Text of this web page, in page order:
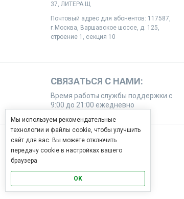
37, ЛИТЕРА Щ
Почтовый адрес для абонентов: 117587,
г.Москва, Варшавское шоссе, д. 125,
строение 1, секция 10
СВЯЗАТЬСЯ С НАМИ:
Время работы службы поддержки с
9:00 до 21:00 ежедневно
МЫ В СОЦИАЛЬНЫХ СЕТЯХ
Мы используем рекомендательные
технологии и файлы cookie, чтобы улучшить
сайт для вас. Вы можете отключить
передачу cookie в настройках вашего
браузера
OK